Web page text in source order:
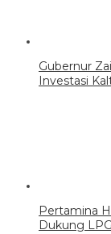
Gubernur
Investasi
Pertamina
Dukung